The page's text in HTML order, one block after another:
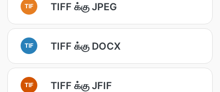
TIF TIFF க்கு JPEG
TIF TIFF க்கு DOCX
TIF TIFF க்கு JFIF